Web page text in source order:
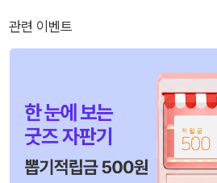
관련 이벤트